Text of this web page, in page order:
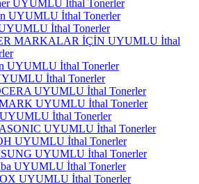
UYUMLU İthal Tonerler
UYUMLU İthal Tonerler
İthal Tonerler
MARKALAR İÇİN UYUMLU İthal
UYUMLU İthal Tonerler
İthal Tonerler
UYUMLU İthal Tonerler
UYUMLU İthal Tonerler
İthal Tonerler
UYUMLU İthal Tonerler
UYUMLU İthal Tonerler
UYUMLU İthal Tonerler
UYUMLU İthal Tonerler
UYUMLU İthal Tonerler